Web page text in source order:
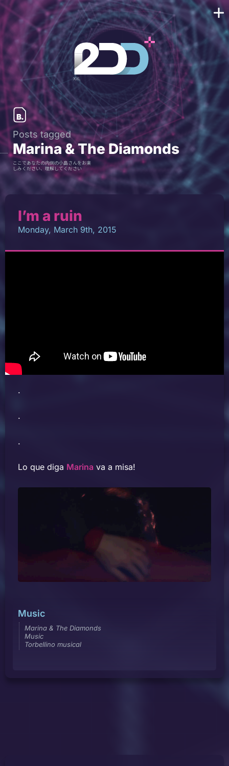
Posts tagged
Marina & The Diamonds
ここであなたの内側の小島さんをお楽
しみください、理解してください
I’m a ruin
Monday, March 9th, 2015
.
.
.
Lo que diga Marina va a misa!
Music
Marina & The Diamonds
Music
Torbellino musical